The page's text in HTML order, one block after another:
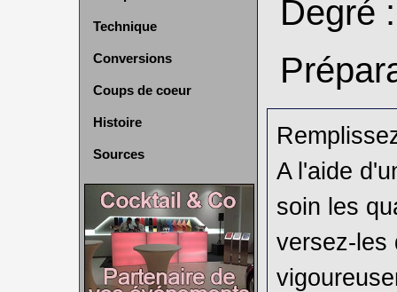
Technique
Conversions
Coups de coeur
Histoire
Sources
Degré
A l'aide
soin les
versez-les